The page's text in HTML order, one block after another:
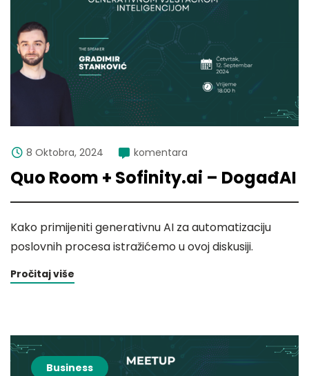
8 Oktobra, 2024 komentara
Quo Room + Sofinity.ai – DogađAI
Kako primijeniti generativnu AI za automatizaciju
poslovnih procesa istražićemo u ovoj diskusiji.
Pročitaj više
Business